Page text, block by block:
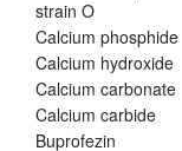
strain O
Calcium phosphide
Calcium hydroxide
Calcium carbonate
Calcium carbide
Buprofezin